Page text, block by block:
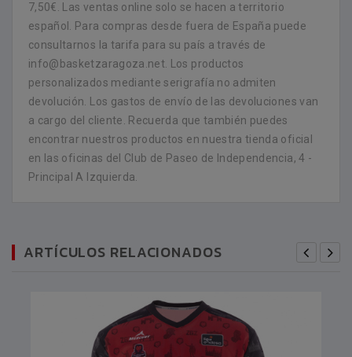
7,50€. Las ventas online solo se hacen a territorio
español. Para compras desde fuera de España puede
consultarnos la tarifa para su país a través de
info@basketzaragoza.net. Los productos
personalizados mediante serigrafía no admiten
devolución. Los gastos de envío de las devoluciones van
a cargo del cliente. Recuerda que también puedes
encontrar nuestros productos en nuestra tienda oficial
en las oficinas del Club de Paseo de Independencia, 4 -
Principal A Izquierda.
ARTÍCULOS RELACIONADOS